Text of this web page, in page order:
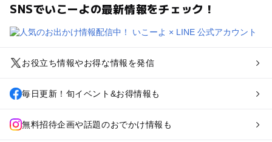
SNSでいこーよの最新情報をチェック！
お役立ち情報やお得な情報を発信
毎日更新！旬イベント&お得情報も
無料招待企画や話題のおでかけ情報も